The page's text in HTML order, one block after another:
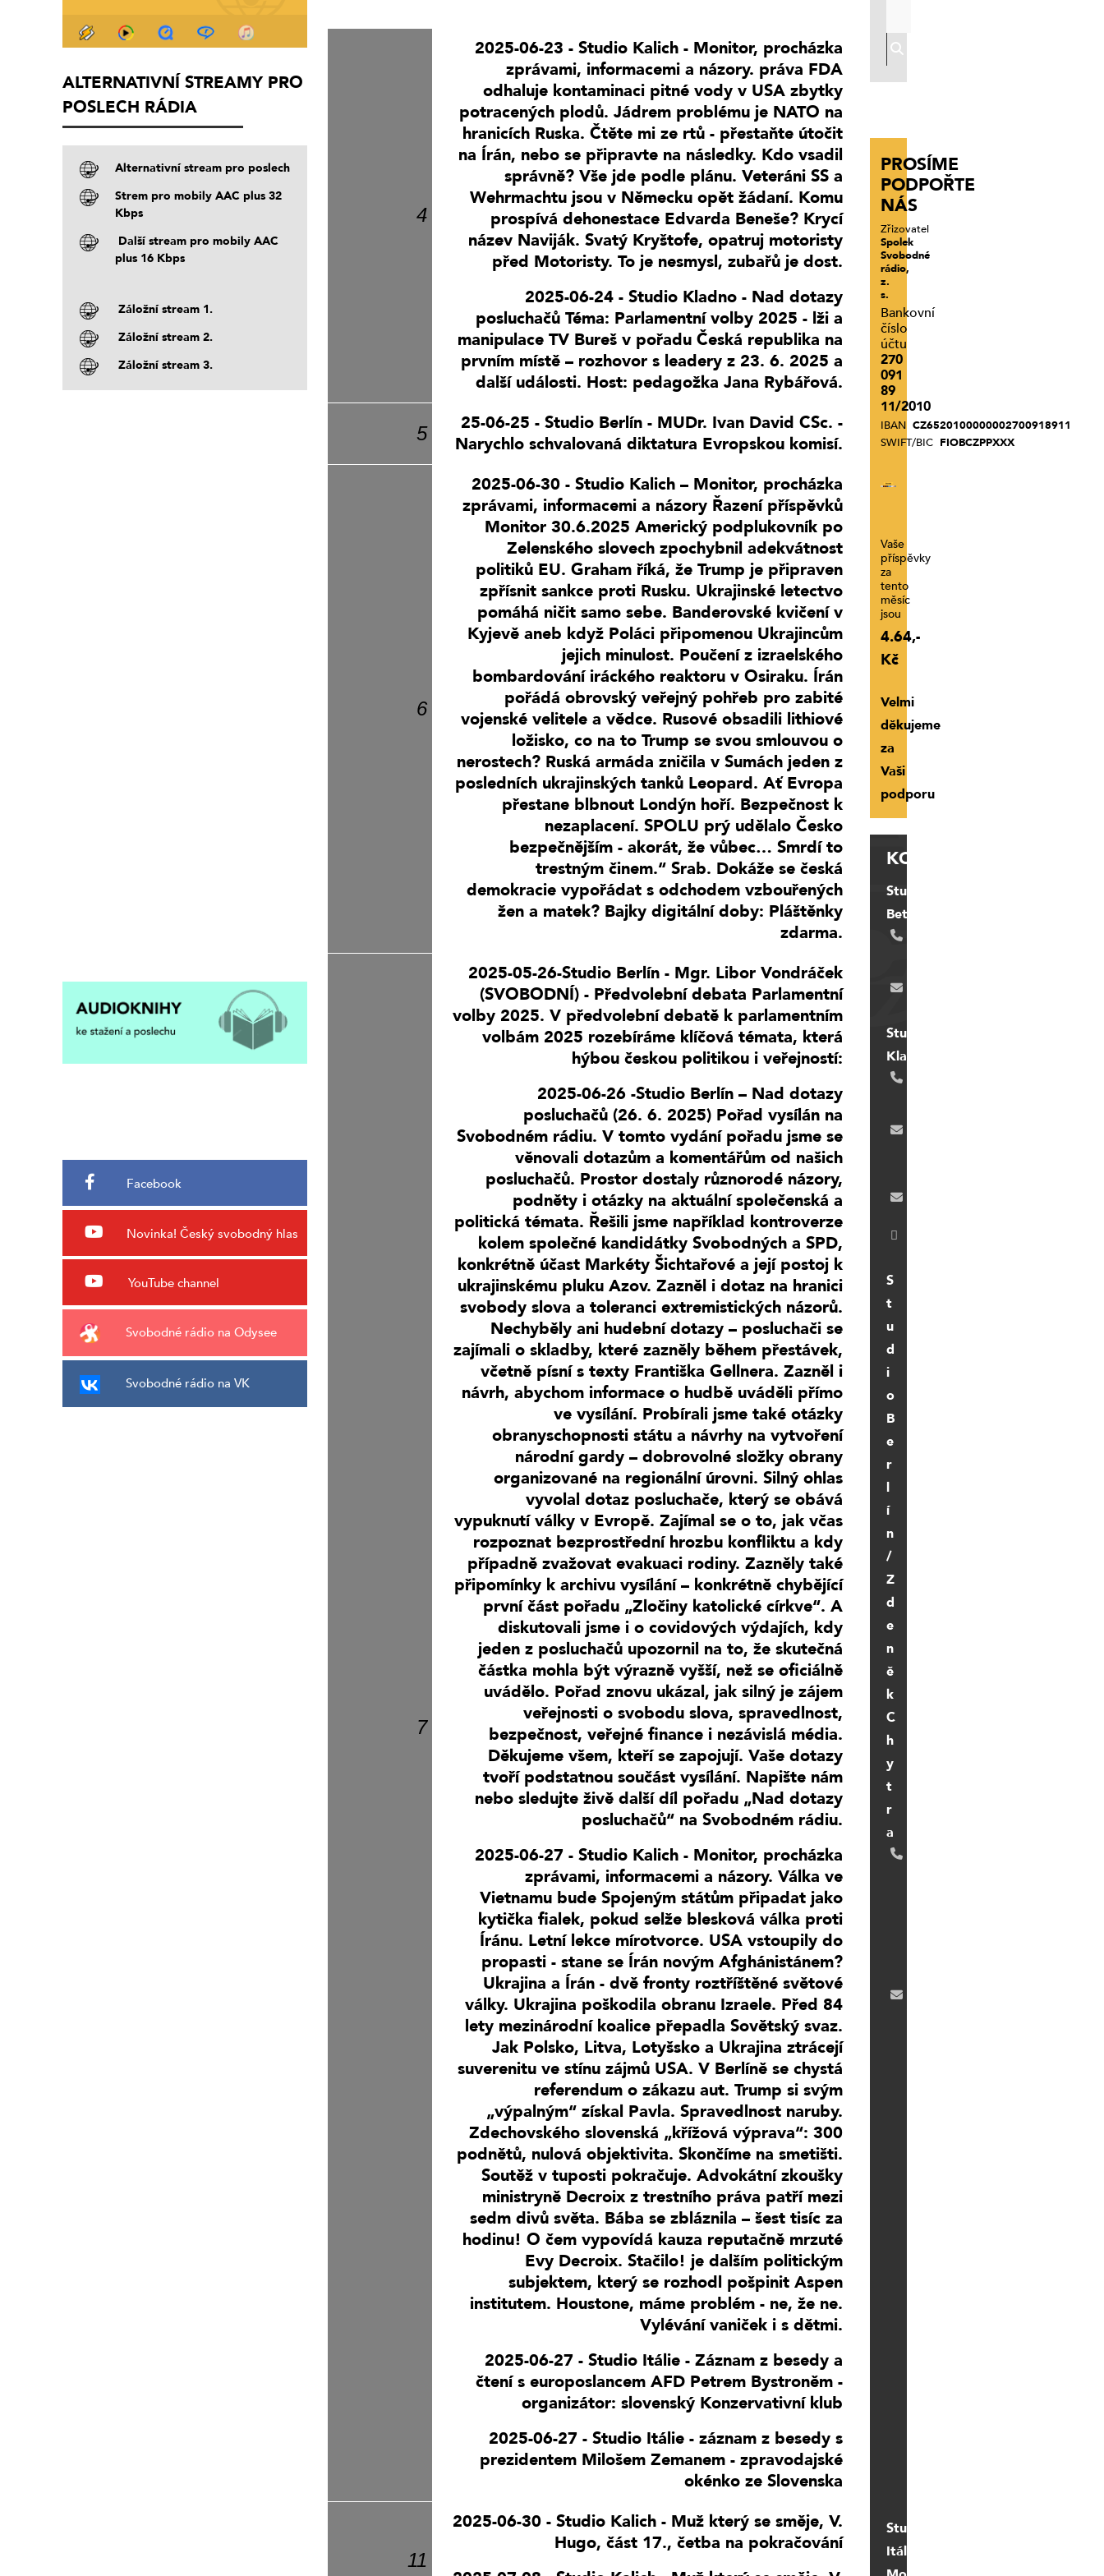
STUDIO KALICH
STUDIO LÍPA PRAHA
(VYSÍLÁNÍ
UKONČENO)
SERVISNÍ STUDIO
UKONČENO)
TAPIN RADIO
SERVISNÍ STUDIO
PROSTĚJOV
(VYSÍLÁNÍ
UKONČENO)
4
2025-06-23 - Studio Kalich - Monitor, procházka
zprávami, informacemi a názory. práva FDA
odhaluje kontaminaci pitné vody v USA zbytky
potracených plodů. Jádrem problému je NATO na
hranicích Ruska. Čtěte mi ze rtů - přestaňte útočit
na Írán, nebo se připravte na následky. Kdo vsadil
správně? Vše jde podle plánu. Veteráni SS a
Wehrmachtu jsou v Německu opět žádaní. Komu
prospívá dehonestace Edvarda Beneše? Krycí
název Naviják. Svatý Kryštofe, opatruj motoristy
před Motoristy. To je nesmysl, zubařů je dost.
2025-06-24 - Studio Kladno - Nad dotazy
posluchačů Téma: Parlamentní volby 2025 - lži a
manipulace TV Bureš v pořadu Česká republika na
prvním místě – rozhovor s leadery z 23. 6. 2025 a
další události. Host: pedagožka Jana Rybářová.
5
25-06-25 - Studio Berlín - MUDr. Ivan David CSc. -
Narychlo schvalovaná diktatura Evropskou komisí.
6
2025-06-30 - Studio Kalich – Monitor, procházka
zprávami, informacemi a názory Řazení příspěvků
Monitor 30.6.2025 Americký podplukovník po
Zelenského slovech zpochybnil adekvátnost
politiků EU. Graham říká, že Trump je připraven
zpřísnit sankce proti Rusku. Ukrajinské letectvo
pomáhá ničit samo sebe. Banderovské kvičení v
Kyjevě aneb když Poláci připomenou Ukrajincům
jejich minulost. Poučení z izraelského
bombardování iráckého reaktoru v Osiraku. Írán
pořádá obrovský veřejný pohřeb pro zabité
vojenské velitele a vědce. Rusové obsadili lithiové
ložisko, co na to Trump se svou smlouvou o
nerostech? Ruská armáda zničila v Sumách jeden z
posledních ukrajinských tanků Leopard. Ať Evropa
přestane blbnout Londýn hoří. Bezpečnost k
nezaplacení. SPOLU prý udělalo Česko
bezpečnějším - akorát, že vůbec… Smrdí to
trestným činem.“ Srab. Dokáže se česká
demokracie vypořádat s odchodem vzbouřených
žen a matek? Bajky digitální doby: Pláštěnky
zdarma.
7
2025-05-26-Studio Berlín - Mgr. Libor Vondráček
(SVOBODNÍ) - Předvolební debata Parlamentní
volby 2025. V předvolební debatě k parlamentním
volbám 2025 rozebíráme klíčová témata, která
hýbou českou politikou i veřejností:
2025-06-26 -Studio Berlín – Nad dotazy
posluchačů (26. 6. 2025) Pořad vysílán na
Svobodném rádiu. V tomto vydání pořadu jsme se
věnovali dotazům a komentářům od našich
posluchačů. Prostor dostaly různorodé názory,
podněty i otázky na aktuální společenská a
politická témata. Řešili jsme například kontroverze
kolem společné kandidátky Svobodných a SPD,
konkrétně účast Markéty Šichtařové a její postoj k
ukrajinskému pluku Azov. Zazněl i dotaz na hranici
svobody slova a toleranci extremistických názorů.
Nechyběly ani hudební dotazy – posluchači se
zajímali o skladby, které zazněly během přestávek,
včetně písní s texty Františka Gellnera. Zazněl i
návrh, abychom informace o hudbě uváděli přímo
ve vysílání. Probírali jsme také otázky
obranyschopnosti státu a návrhy na vytvoření
národní gardy – dobrovolné složky obrany
organizované na regionální úrovni. Silný ohlas
vyvolal dotaz posluchače, který se obává
vypuknutí války v Evropě. Zajímal se o to, jak včas
rozpoznat bezprostřední hrozbu konfliktu a kdy
případně zvažovat evakuaci rodiny. Zazněly také
připomínky k archivu vysílání – konkrétně chybějící
první část pořadu „Zločiny katolické církve“. A
diskutovali jsme i o covidových výdajích, kdy
jeden z posluchačů upozornil na to, že skutečná
částka mohla být výrazně vyšší, než se oficiálně
uvádělo. Pořad znovu ukázal, jak silný je zájem
veřejnosti o svobodu slova, spravedlnost,
bezpečnost, veřejné finance i nezávislá média.
Děkujeme všem, kteří se zapojují. Vaše dotazy
tvoří podstatnou součást vysílání. Napište nám
nebo sledujte živě další díl pořadu „Nad dotazy
posluchačů“ na Svobodném rádiu.
2025-06-27 - Studio Kalich - Monitor, procházka
zprávami, informacemi a názory. Válka ve
Vietnamu bude Spojeným státům připadat jako
kytička fialek, pokud selže blesková válka proti
Íránu. Letní lekce mírotvorce. USA vstoupily do
propasti - stane se Írán novým Afghánistánem?
Ukrajina a Írán - dvě fronty roztříštěné světové
války. Ukrajina poškodila obranu Izraele. Před 84
lety mezinárodní koalice přepadla Sovětský svaz.
Jak Polsko, Litva, Lotyšsko a Ukrajina ztrácejí
suverenitu ve stínu zájmů USA. V Berlíně se chystá
referendum o zákazu aut. Trump si svým
„výpalným“ získal Pavla. Spravedlnost naruby.
Zdechovského slovenská „křížová výprava“: 300
podnětů, nulová objektivita. Skončíme na smetišti.
Soutěž v tuposti pokračuje. Advokátní zkoušky
ministryně Decroix z trestního práva patří mezi
sedm divů světa. Bába se zbláznila – šest tisíc za
hodinu! O čem vypovídá kauza reputačně mrzuté
Evy Decroix. Stačilo! je dalším politickým
subjektem, který se rozhodl pošpinit Aspen
institutem. Houstone, máme problém - ne, že ne.
Vylévání vaniček i s dětmi.
2025-06-27 - Studio Itálie - Záznam z besedy a
čtení s europoslancem AFD Petrem Bystroněm -
organizátor: slovenský Konzervativní klub
2025-06-27 - Studio Itálie - záznam z besedy s
prezidentem Milošem Zemanem - zpravodajské
okénko ze Slovenska
11
2025-06-30 - Studio Kalich - Muž který se směje, V.
Hugo, část 17., četba na pokračování
PROSÍME
PODPOŘTE
NÁS
Zřizovatel
Spolek
Svobodné
rádio,
z.
s.
Bankovní
číslo
účtu
270
091
89
11/2010
IBAN CZ6520100000002700918911
SWIFT/BIC FIOBCZPPXXX
Vaše
příspěvky
za
tento
měsíc
jsou
4.64,-
Kč
Velmi
děkujeme
za
Vaši
podporu
KONTAKT
Studio
Beta
Studio
Kladno
S
t
u
d
i
o
B
e
r
l
í
n
/
Z
d
e
n
ě
k
C
h
y
t
r
a
Studio
Itálie/
ALTERNATIVNÍ STREAMY PRO
POSLECH RÁDIA
Alternativní stream pro poslech
Strem pro mobily AAC plus 32
Kbps
Další stream pro mobily AAC
plus 16 Kbps
Záložní stream 1.
Záložní stream 2.
Záložní stream 3.
Facebook
Novinka! Český svobodný hlas
YouTube channel
Svobodné rádio na Odysee
Svobodné rádio na VK